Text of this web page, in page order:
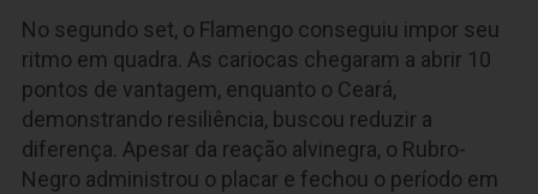
No segundo set, o Flamengo conseguiu impor seu
ritmo em quadra. As cariocas chegaram a abrir 10
pontos de vantagem, enquanto o Ceará,
demonstrando resiliência, buscou reduzir a
diferença. Apesar da reação alvinegra, o Rubro-
Negro administrou o placar e fechou o período em